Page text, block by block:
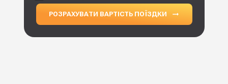
РОЗРАХУВАТИ ВАРТІСТЬ ПОЇЗДКИ